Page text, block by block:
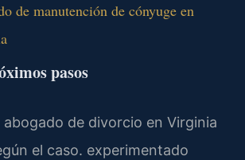
de manutención de cónyuge en
pasos
abogado de divorcio en Virginia
el caso. experimentado